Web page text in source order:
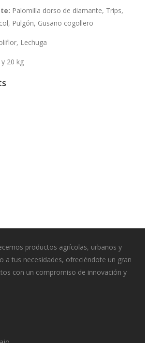
Palomilla dorso de diamante, Trips,
Pulgón, Gusano cogollero
Lechuga
20 kg
productos agrícolas, urbanos y
a tus necesidades, ofreciéndote un gran
con un compromiso de innovación y